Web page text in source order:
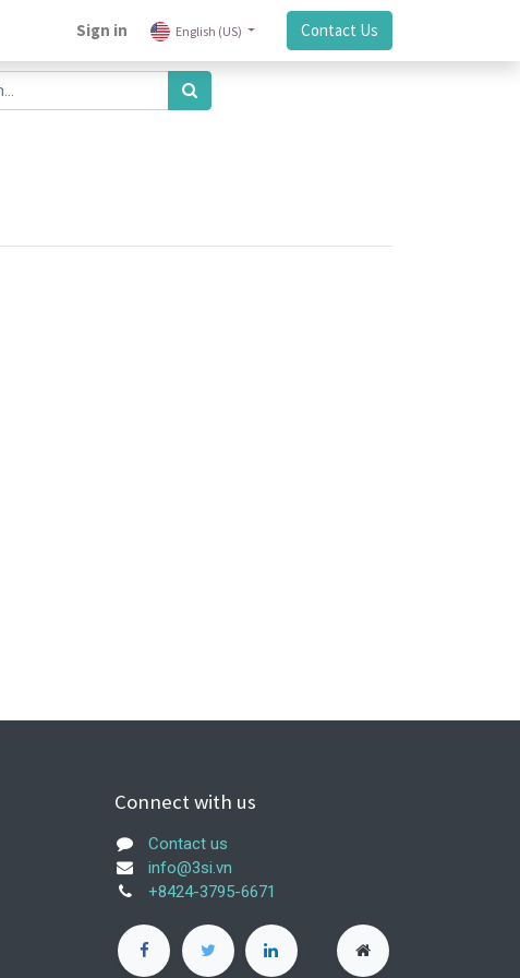
Sign in English (US) Contact Us
Connect with us
Contact us
info@3si.vn
+8424-3795-6671